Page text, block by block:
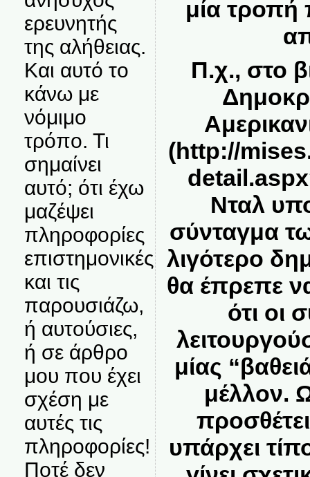
ερευνητής
της αλήθειας.
Και αυτό το
κάνω με
νόμιμο
τρόπο. Τι
σημαίνει
αυτό; ότι έχω
μαζέψει
πληροφορίες
επιστημονικές
και τις
παρουσιάζω,
ή αυτούσιες,
ή σε άρθρο
μου που έχει
σχέση με
αυτές τις
πληροφορίες!
Ποτέ δεν
μία τροπή
Π.χ., στο
(http://
Νταλ
σύνταγμα
λιγότερο
θα έπρεπε
ότι οι
μίας
μέλλον.
υπάρχει